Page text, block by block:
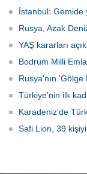
İstanbul: Gemide
Rusya, Azak
YAŞ kararları
Bodrum Milli
Rusya'nın
Türkiye'nin ilk
Karadeniz'de
Safi Lion, 39